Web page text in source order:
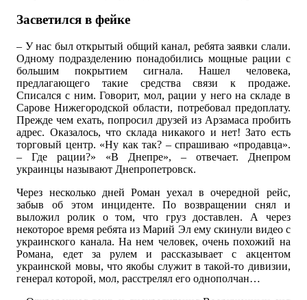
Засветился в фейке
– У нас был открытый общий канал, ребята заявки слали.
Одному подразделению понадобились мощные рации с
большим покрытием сигнала. Нашел человека,
предлагающего такие средства связи к продаже.
Списался с ним. Говорит, мол, рации у него на складе в
Сарове Нижегородской области, потребовал предоплату.
Прежде чем ехать, попросил друзей из Арзамаса пробить
адрес. Оказалось, что склада никакого и нет! Зато есть
торговый центр. «Ну как так? – спрашиваю «продавца».
– Где рации?» «В Днепре», – отвечает. Днепром
украинцы называют Днепропетровск.
Через несколько дней Роман уехал в очередной рейс,
забыв об этом инциденте. По возвращении снял и
выложил ролик о том, что груз доставлен. А через
некоторое время ребята из Марий Эл ему скинули видео с
украинского канала. На нем человек, очень похожий на
Романа, едет за рулем и рассказывает с акцентом
украинской мовы, что якобы служит в такой-то дивизии,
генерал которой, мол, расстрелял его однополчан…